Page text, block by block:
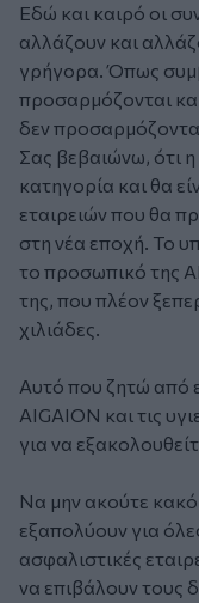
Εδώ και καιρό οι
αλλάζουν και
γρήγορα. Όπως
προσαρμόζονται
δεν
Σας βεβαιώνω, ότι
κατηγορία και θα
εταιρειών που θα
στη νέα εποχή. Το
το προσωπικό της
της, που πλέον
χιλιάδες.
Αυτό που ζητώ από
AIGAION και τις
για να
Να μην ακούτε
εξαπολύουν για
ασφαλιστικές
να επιβάλουν τους